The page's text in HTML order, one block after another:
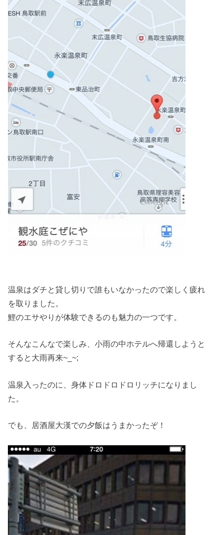
温泉はダチと貸し切りで誰もいなかったので楽しく疲れ
を取りました。
鯉のエサやりが体験できるのも魅力の一つです。
そんなこんなで楽しみ、小雨の中ホテルへ帰還しようと
すると大雨再来~_~;
温泉入ったのに、身体ドロドロドロリッチになりまし
た。
でも、居酒屋大漢での夕飯はうまかったぞ！